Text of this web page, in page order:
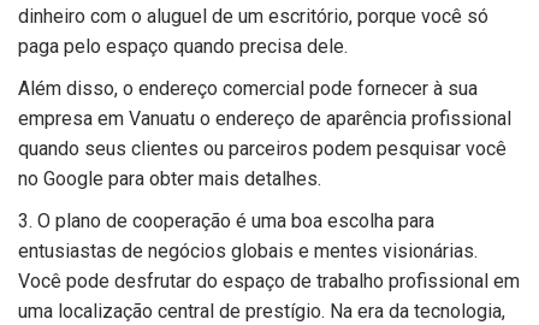
dinheiro com o aluguel de um escritório, porque você só
paga pelo espaço quando precisa dele.
Além disso, o endereço comercial pode fornecer à sua
empresa em Vanuatu o endereço de aparência profissional
quando seus clientes ou parceiros podem pesquisar você
no Google para obter mais detalhes.
3. O plano de cooperação é uma boa escolha para
entusiastas de negócios globais e mentes visionárias.
Você pode desfrutar do espaço de trabalho profissional em
uma localização central de prestígio. Na era da tecnologia,